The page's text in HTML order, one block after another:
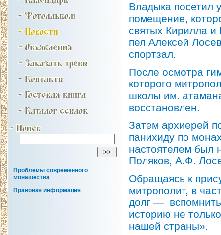
Проблемы современного
монашества
Правовая информация
Владыка посетил
помещение,
святых Кирилла
пел Алексей
спортзал.
После осмотра
которого
школы им.
восстановлен.
Затем архиерей
панихиду по
настоятелем был
Поляков, А.Ф.
Обращаясь к
митрополит, в
долг — вспомнить
историю не
нашей страны».